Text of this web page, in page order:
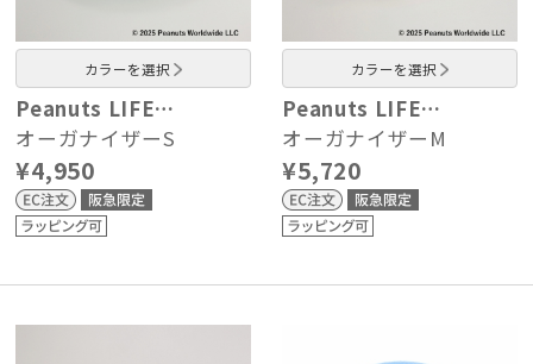
カラーを選択
Peanuts LIFE…
オーガナイザーS
¥4,950
カラーを選択
Peanuts LIFE…
オーガナイザーM
¥5,720